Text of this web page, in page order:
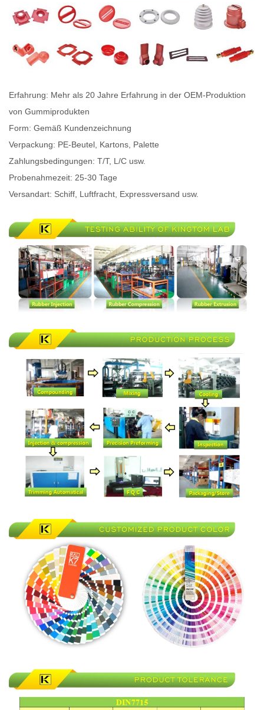
Erfahrung: Mehr als 20 Jahre Erfahrung in der OEM-Produktion
von Gummiprodukten
Form: Gemäß Kundenzeichnung
Verpackung: PE-Beutel, Kartons, Palette
Zahlungsbedingungen: T/T, L/C usw.
Probenahmezeit: 25-30 Tage
Versandart: Schiff, Luftfracht, Expressversand usw.